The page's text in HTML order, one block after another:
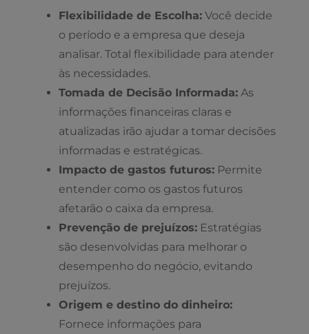
Flexibilidade de Escolha: Você decide
o período e a empresa que deseja
analisar. Total flexibilidade para atender
às necessidades.
Tomada de Decisão Informada: As
informações financeiras claras e
atualizadas irão ajudar a tomar decisões
informadas e estratégicas.
Impacto de gastos futuros: Permite
entender como os gastos futuros
afetarão o caixa da empresa.
Prevenção de prejuízos: Estratégias
são desenvolvidas para melhorar o
desempenho do negócio, evitando
prejuízos.
Origem e destino do dinheiro:
Fornece informações para